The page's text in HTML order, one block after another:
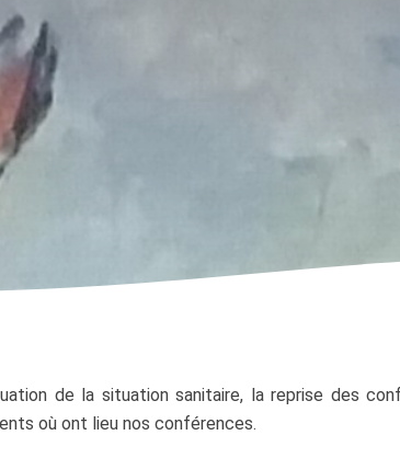
de la situation sanitaire, la reprise des
où ont lieu nos conférences.